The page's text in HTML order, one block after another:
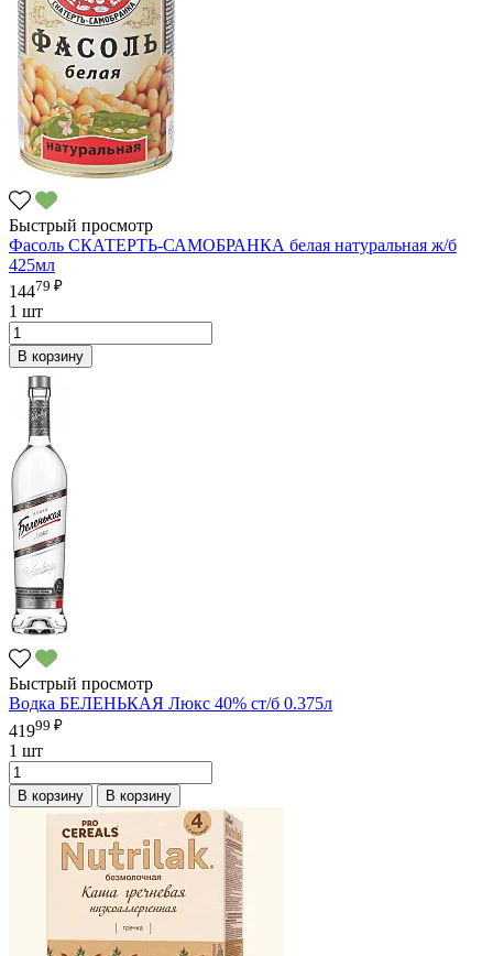
Быстрый просмотр
Фасоль СКАТЕРТЬ-САМОБРАНКА белая натуральная ж/б
425мл
14479 ₽
1 шт
В корзину
Быстрый просмотр
Водка БЕЛЕНЬКАЯ Люкс 40% ст/б 0.375л
41999 ₽
1 шт
В корзину В корзину